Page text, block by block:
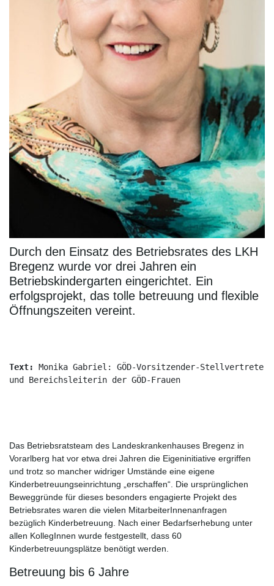
Durch den Einsatz des Betriebsrates des LKH
Bregenz wurde vor drei Jahren ein
Betriebskindergarten eingerichtet. Ein
erfolgsprojekt, das tolle betreuung und flexible
Öffnungszeiten vereint.
Text: Monika Gabriel: GÖD-Vorsitzender-
und Bereichsleiterin der GÖD-Frauen
Das Betriebsratsteam des Landeskrankenhauses Bregenz in
Vorarlberg hat vor etwa drei Jahren die Eigeninitiative ergriffen
und trotz so mancher widriger Umstände eine eigene
Kinderbetreuungseinrichtung „erschaffen“. Die ursprünglichen
Beweggründe für dieses besonders engagierte Projekt des
Betriebsrates waren die vielen MitarbeiterInnenanfragen
bezüglich Kinderbetreuung. Nach einer Bedarfserhebung unter
allen KollegInnen wurde festgestellt, dass 60
Kinderbetreuungsplätze benötigt werden.
Betreuung bis 6 Jahre